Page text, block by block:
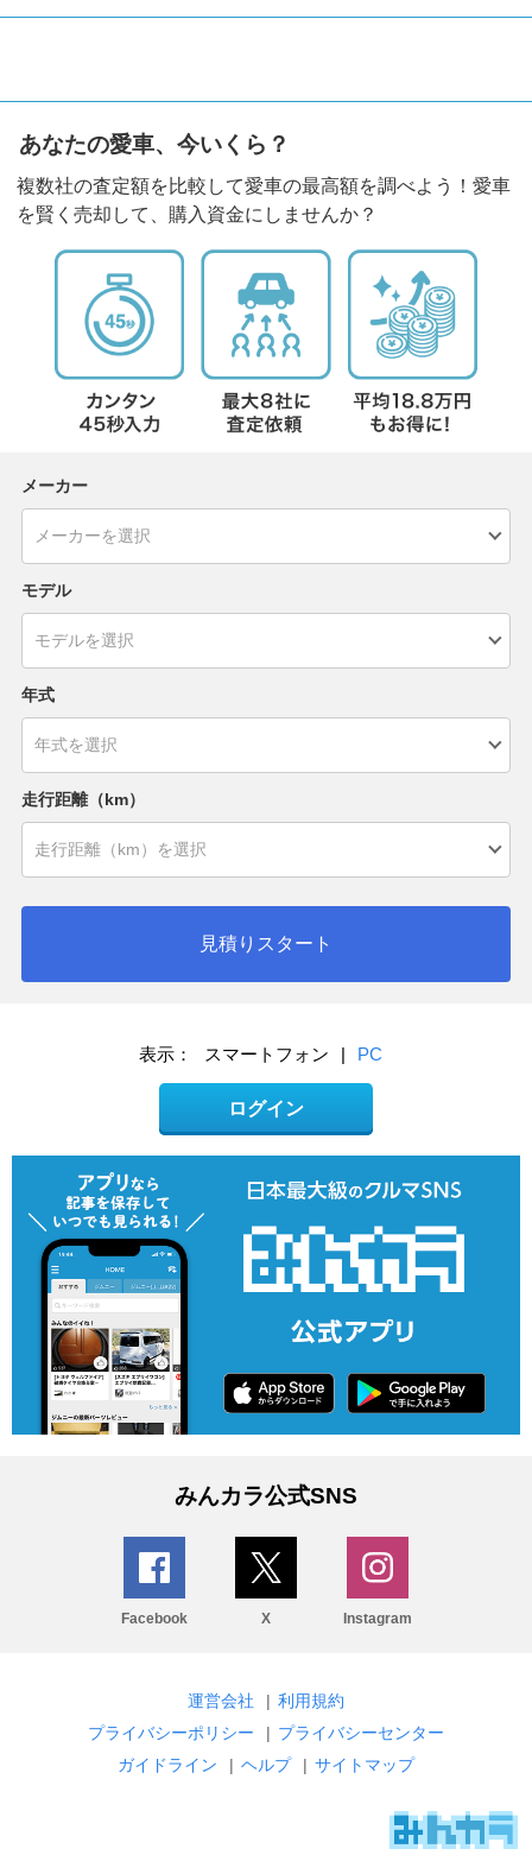
あなたの愛車、今いくら？
複数社の査定額を比較して愛車の最高額を調べよう！愛車
を賢く売却して、購入資金にしませんか？
メーカー
モデル
年式
走行距離（km）
見積りスタート
表示： スマートフォン PC
ログイン
みんカラ公式SNS
Facebook X Instagram
運営会社 | 利用規約
プライバシーポリシー
| プライバシーセンター
ガイドライン
| ヘルプ | サイトマップ